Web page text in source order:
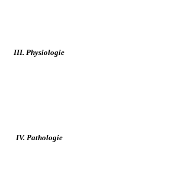
III. Physiologie
IV. Pathologie